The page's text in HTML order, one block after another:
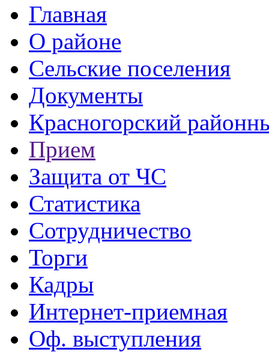
Главная
О районе
Сельские поселения
Документы
Красногорский
Прием
Защита от ЧС
Статистика
Сотрудничество
Торги
Кадры
Интернет-приемная
Оф. выступления